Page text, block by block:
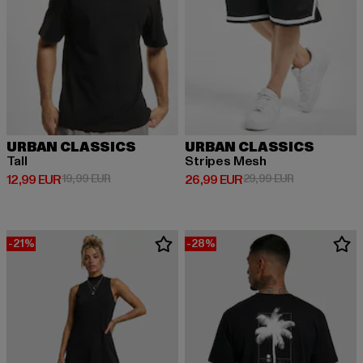
URBAN CLASSICS
Tall
12,99 EUR
Derzeitiger Preis: 12,99 EUR
19,99 EURAktionspreis: 19,99 EUR
URBAN CLASSICS
Stripes Mesh
26,99 EUR
Derzeitiger Preis: 26,99 EUR
29,99 EURAktionspreis:
-21% -28%